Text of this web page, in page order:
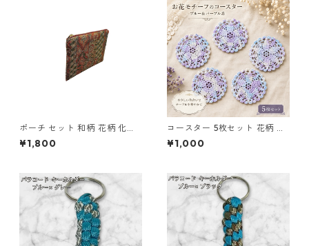
ポーチ セット 和柄 花柄 化粧
ポーチ 小物入れ マチあり マチ
なし o63 布小物 ハンドメイド
¥1,800
コースター 5枚セット 花柄 レ
ース 手編み ブルー パープル s
2 ギフト
¥1,000